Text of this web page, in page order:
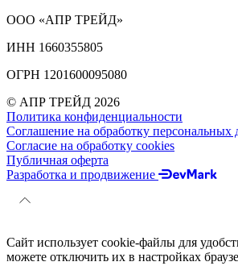
ООО «АПР ТРЕЙД»
ИНН 1660355805
ОГРН 1201600095080
© АПР ТРЕЙД 2026
Политика конфиденциальности
Соглашение на обработку персональных
Согласие на обработку cookies
Публичная оферта
Разработка и продвижение
Сайт использует cookie-файлы для
можете отключить их в настройках